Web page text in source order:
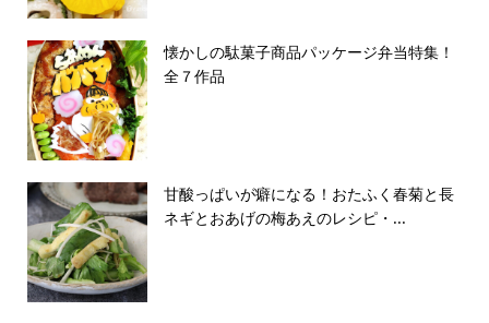
懐かしの駄菓子商品パッケージ弁当特集！
全７作品
甘酸っぱいが癖になる！おたふく春菊と長
ネギとおあげの梅あえのレシピ・...